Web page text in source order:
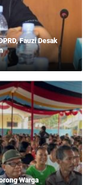
Fauzi Desak
Warga